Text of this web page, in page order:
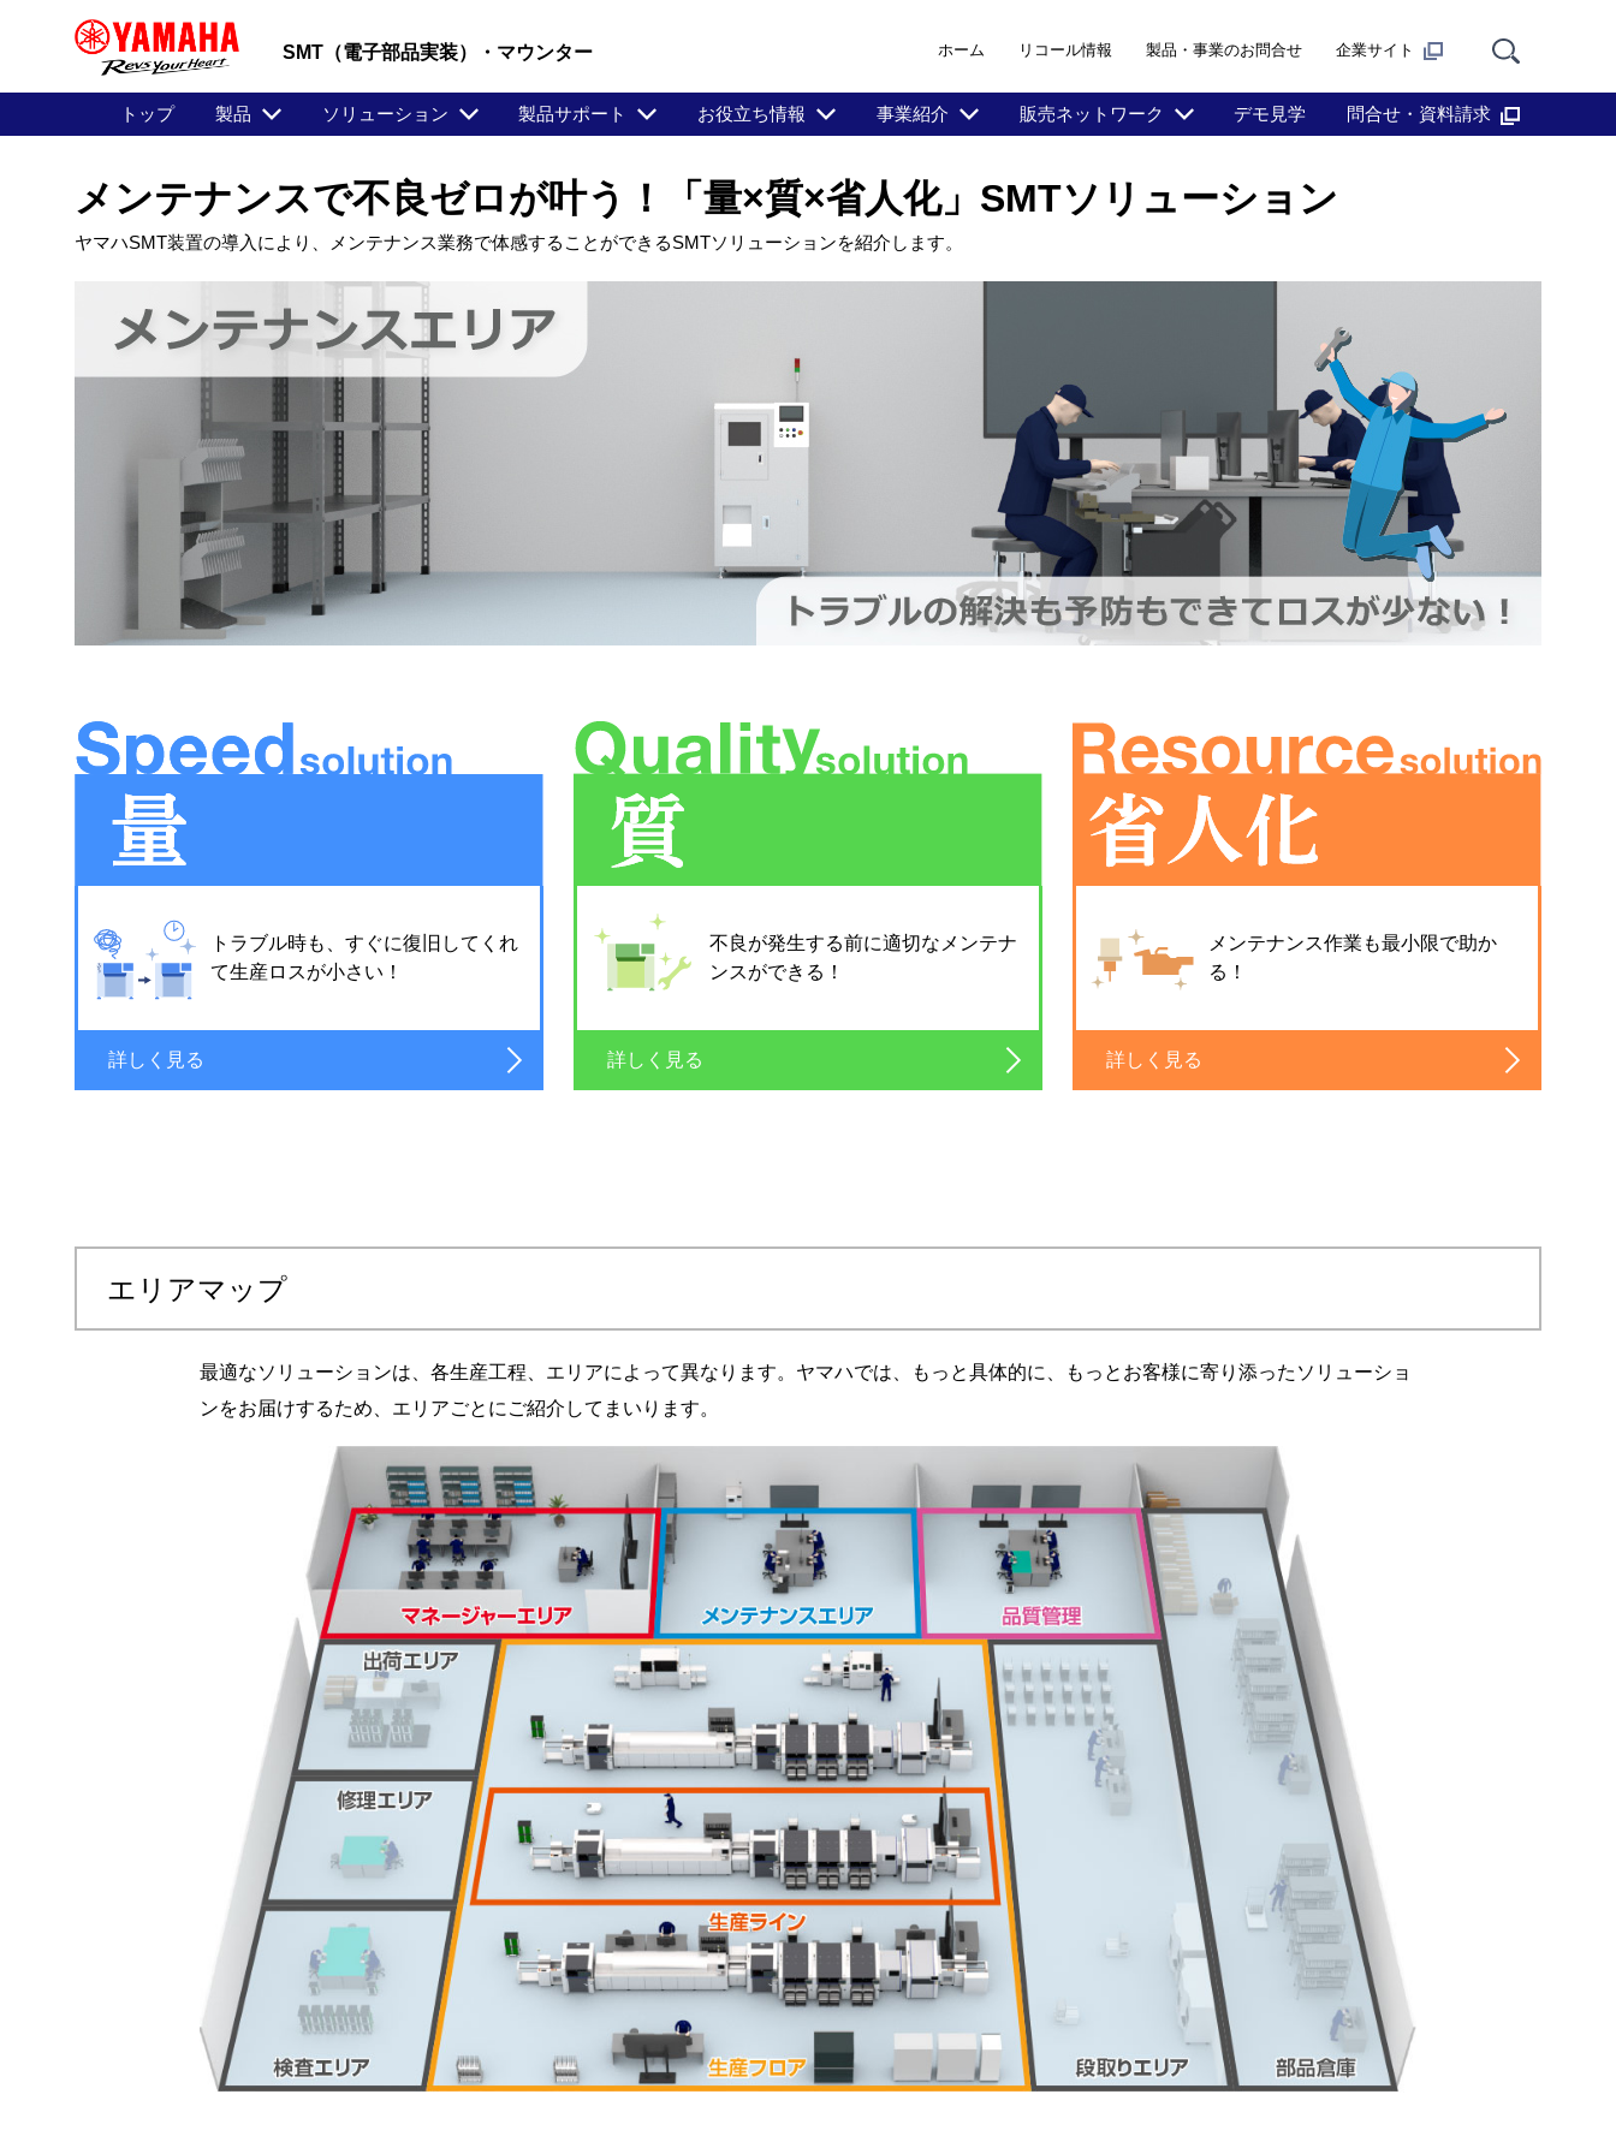
SMT（電子部品実装）・マウンター ホーム リコール情報 製品・事業のお問合せ 企業サイト
トップ 製品 ソリューション 製品サポート お役立ち情報 事業紹介 販売ネットワーク デモ見学 問合せ・資料請求
メンテナンスで不良ゼロが叶う！「量×質×省人化」SMTソリューション
ヤマハSMT装置の導入により、メンテナンス業務で体感することができるSMTソリューションを紹介します。
トラブル時も、すぐに復旧してくれ
て生産ロスが小さい！
詳しく見る
不良が発生する前に適切なメンテナ
ンスができる！
詳しく見る
メンテナンス作業も最小限で助か
る！
詳しく見る
エリアマップ
最適なソリューションは、各生産工程、エリアによって異なります。ヤマハでは、もっと具体的に、もっとお客様に寄り添ったソリューショ
ンをお届けするため、エリアごとにご紹介してまいります。